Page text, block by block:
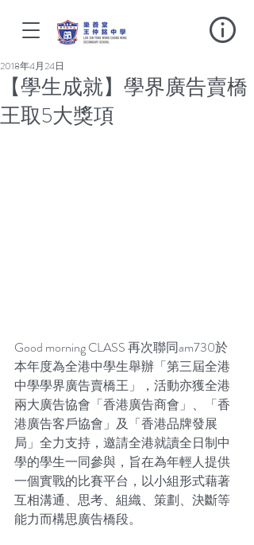
【學生成就】學界廣告賣橋
王取5大獎項
2018年4月24日
Good morning CLASS 再次聯同am730於
本年度為全港中學生舉辦「第三屆全港
中學學界廣告賣橋王」，活動亦獲全港
兩大廣告協會「香港廣告商會」、「香
港廣告客戶協會」及「香港品牌發展
局」全力支持，邀請全港就讀全日制中
學的學生一同參與，旨在為年輕人提供
一個實戰的比賽平台，以小組形式藉著
互相溝通、思考、組織、策劃、決斷等
能力而構思廣告橋段。